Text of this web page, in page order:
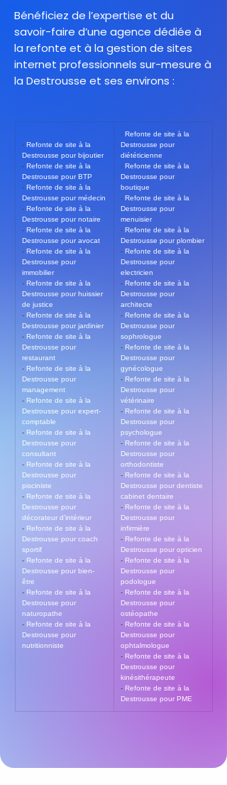
Bénéficiez de l’expertise et du
savoir-faire d’une agence dédiée à
la refonte et à la gestion de sites
internet professionnels sur-mesure à
la Destrousse et ses environs :
- Refonte de site à la
Destrousse pour bijoutier
- Refonte de site à la
Destrousse pour BTP
- Refonte de site à la
Destrousse pour médecin
- Refonte de site à la
Destrousse pour notaire
- Refonte de site à la
Destrousse pour avocat
- Refonte de site à la
Destrousse pour
immobilier
- Refonte de site à la
Destrousse pour huissier
de justice
- Refonte de site à la
Destrousse pour jardinier
- Refonte de site à la
Destrousse pour
restaurant
- Refonte de site à la
Destrousse pour
management
- Refonte de site à la
Destrousse pour expert-
comptable
- Refonte de site à la
Destrousse pour
consultant
- Refonte de site à la
Destrousse pour
pisciniste
- Refonte de site à la
Destrousse pour
décorateur d’intérieur
- Refonte de site à la
Destrousse pour coach
sportif
- Refonte de site à la
Destrousse pour bien-
être
- Refonte de site à la
Destrousse pour
naturopathe
- Refonte de site à la
Destrousse pour
nutritionniste
- Refonte de site à la
Destrousse pour
diététicienne
- Refonte de site à la
Destrousse pour
boutique
- Refonte de site à la
Destrousse pour
menuisier
- Refonte de site à la
Destrousse pour plombier
- Refonte de site à la
Destrousse pour
electricien
- Refonte de site à la
Destrousse pour
architecte
- Refonte de site à la
Destrousse pour
sophrologue
- Refonte de site à la
Destrousse pour
gynécologue
- Refonte de site à la
Destrousse pour
vétérinaire
- Refonte de site à la
Destrousse pour
psychologue
- Refonte de site à la
Destrousse pour
orthodontiste
- Refonte de site à la
Destrousse pour dentiste
cabinet dentaire
- Refonte de site à la
Destrousse pour
infirmière
- Refonte de site à la
Destrousse pour opticien
- Refonte de site à la
Destrousse pour
podologue
- Refonte de site à la
Destrousse pour
ostéopathe
- Refonte de site à la
Destrousse pour
ophtalmologue
- Refonte de site à la
Destrousse pour
kinésithérapeute
- Refonte de site à la
Destrousse pour PME